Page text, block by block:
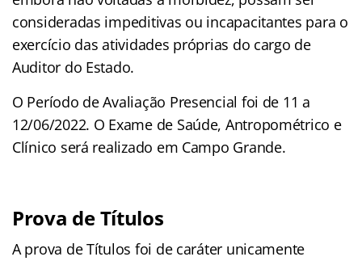
consideradas impeditivas ou incapacitantes para o
exercício das atividades próprias do cargo de
Auditor do Estado.
O Período de Avaliação Presencial foi de 11 a
12/06/2022. O Exame de Saúde, Antropométrico e
Clínico será realizado em Campo Grande.
Prova de Títulos
A prova de Títulos foi de caráter unicamente